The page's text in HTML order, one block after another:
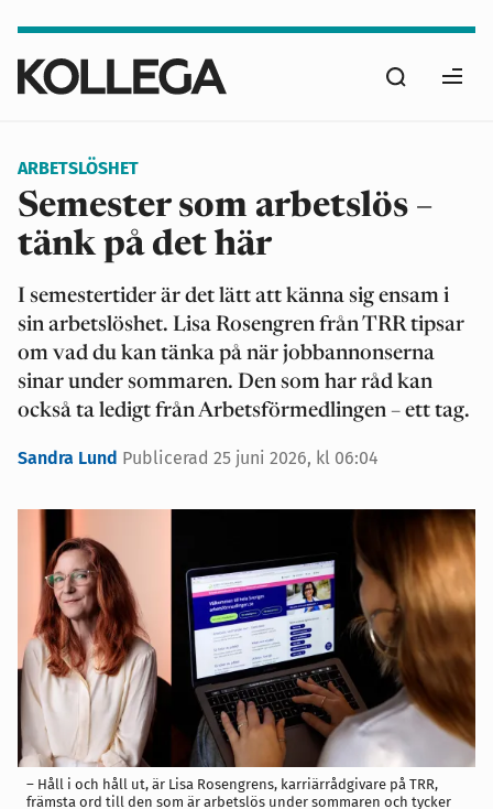
huvudinnehåll
Sök
ARBETSLÖSHET
Semester som arbetslös –
tänk på det här
I semestertider är det lätt att känna sig ensam i
sin arbetslöshet. Lisa Rosengren från TRR tipsar
om vad du kan tänka på när jobbannonserna
sinar under sommaren. Den som har råd kan
också ta ledigt från Arbetsförmedlingen – ett tag.
Sandra Lund Publicerad 25 juni 2026, kl 06:04
– Håll i och håll ut, är Lisa Rosengrens, karriärrådgivare på TRR,
främsta ord till den som är arbetslös under sommaren och tycker